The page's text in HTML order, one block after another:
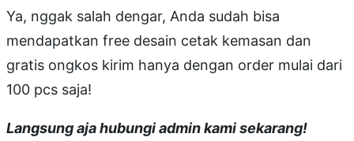
Ya, nggak salah dengar, Anda sudah bisa
mendapatkan free desain cetak kemasan dan
gratis ongkos kirim hanya dengan order mulai dari
100 pcs saja!
Langsung aja hubungi admin kami sekarang!